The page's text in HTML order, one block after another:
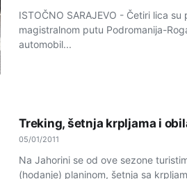
ISTOČNO SARAJEVO - Četiri lica
magistralnom putu Podromanija-
automobil...
Treking, šetnja krpljama i
05/01/2011
Na Jahorini se od ove sezone
(hodanje) planinom, šetnja sa